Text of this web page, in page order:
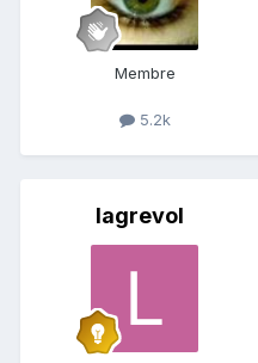
Membre
5.2k
lagrevol